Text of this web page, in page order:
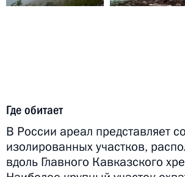
Где обитает
В России ареал представляет
изолированных участков,
вдоль Главного Кавказского